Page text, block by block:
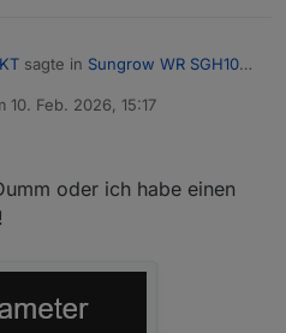
sagte in Sungrow WR SGH10RT
über den WR ausgelesen.
Github weiter oben an. Dort ist
10. Feb. 2026, 15:17
von
oder ich habe einen